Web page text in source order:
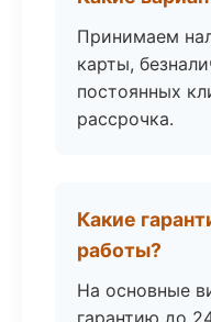
Принимаем
карты,
постоянных
рассрочка.
Какие
работы?
На основные
гарантию до